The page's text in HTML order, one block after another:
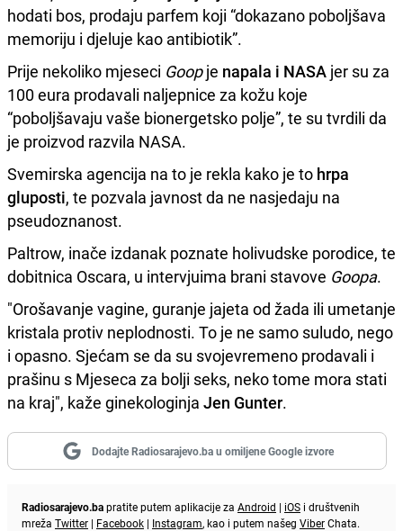
hodati bos, prodaju parfem koji “dokazano poboljšava
memoriju i djeluje kao antibiotik”.
Prije nekoliko mjeseci Goopje napala i NASA jer su za
100 eura prodavali naljepnice za kožu koje
“poboljšavaju vaše bionergetsko polje”, te su tvrdili da
je proizvod razvila NASA.
Svemirska agencija na to je rekla kako je to hrpa
gluposti, te pozvala javnost da ne nasjedaju na
pseudoznanost.
Paltrow, inače izdanak poznate holivudske porodice, te
dobitnica Oscara, u intervjuima brani stavove Goopa.
"Orošavanje vagine, guranje jajeta od žada ili umetanje
kristala protiv neplodnosti. To je ne samo suludo, nego
i opasno. Sjećam se da su svojevremeno prodavali i
prašinu s Mjeseca za bolji seks, neko tome mora stati
na kraj", kaže ginekologinja Jen Gunter.
Dodajte Radiosarajevo.ba u omiljene Google izvore
Radiosarajevo.bapratite putem aplikacije za Android | iOS i društvenih
mreža Twitter | Facebook | Instagram, kao i putem našeg ViberChata.